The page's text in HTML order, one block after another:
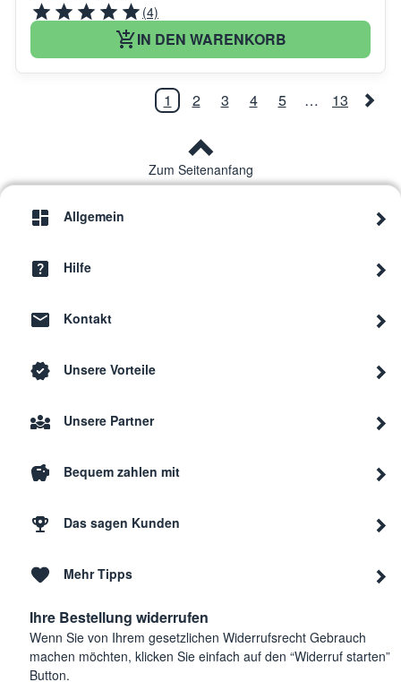
(4)
IN DEN WARENKORB
1 2 3 4 5 … 13
Zum Seitenanfang
Allgemein
Hilfe
Kontakt
Unsere Vorteile
Unsere Partner
Bequem zahlen mit
Das sagen Kunden
Mehr Tipps
Ihre Bestellung widerrufen
Wenn Sie von Ihrem gesetzlichen Widerrufsrecht Gebrauch
machen möchten, klicken Sie einfach auf den “Widerruf starten”
Button.